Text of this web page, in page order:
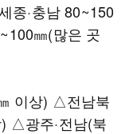
종·충남 80~150
㎜(많은 곳
이상) △전남북
△광주·전남(북